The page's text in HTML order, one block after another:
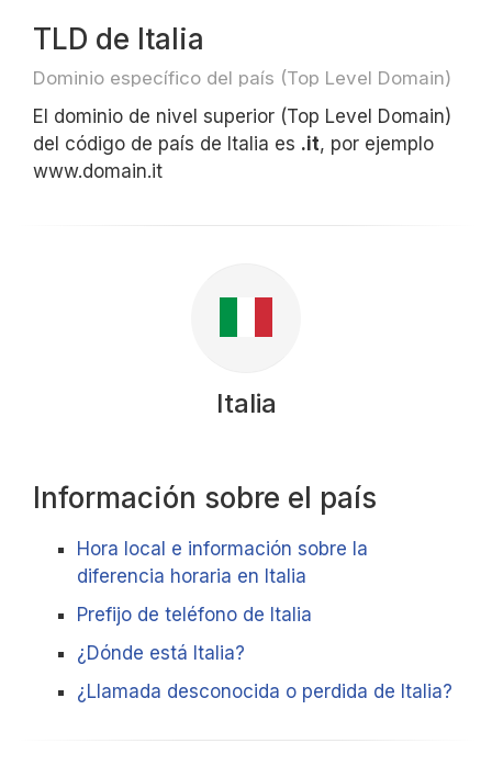
TLD de Italia
Dominio específico del país (Top Level Domain)
El dominio de nivel superior (Top Level Domain)
del código de país de Italia es .it, por ejemplo
www.domain.it
Italia
Información sobre el país
Hora local e información sobre la
diferencia horaria en Italia
Prefijo de teléfono de Italia
¿Dónde está Italia?
¿Llamada desconocida o perdida de Italia?